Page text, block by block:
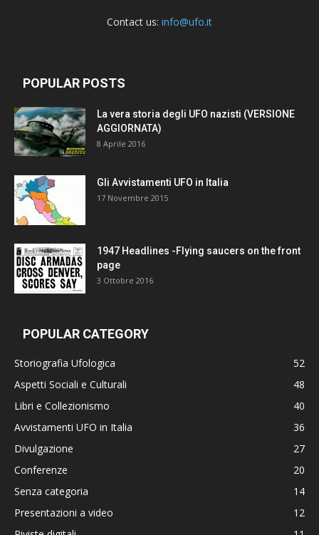
Contact us: info@ufo.it
POPULAR POSTS
La vera storia degli UFO nazisti (VERSIONE
AGGIORNATA)
8 Aprile 2016
Gli Avvistamenti UFO in Italia
17 Novembre 2015
1947 Headlines -Flying saucers on the front
page
3 Ottobre 2016
POPULAR CATEGORY
Storiografia Ufologica
52
Aspetti Sociali e Culturali
48
Libri e Collezionismo
40
Avvistamenti UFO in Italia
36
Divulgazione
27
Conferenze
20
Senza categoria
14
Presentazioni a video
12